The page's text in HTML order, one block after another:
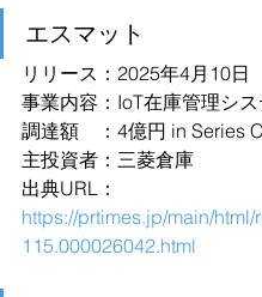
エスマット
リリース：2025年4月10日
事業内容：IoT在庫管理シ
調達額　：4億円 in Series C
主投資者：三菱倉庫
出典URL：
https://prtimes.jp/main/
115.000026042.html